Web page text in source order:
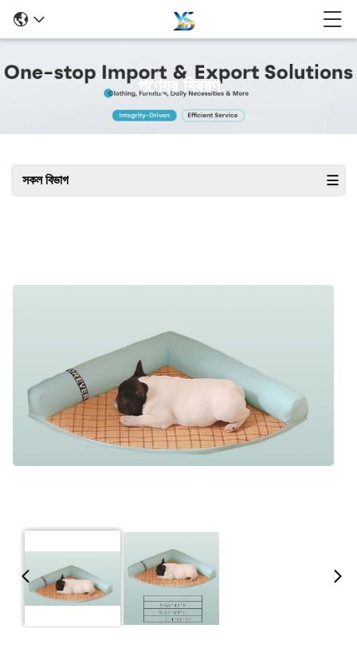
পণ্যের বিবরণ
সকল বিভাগ